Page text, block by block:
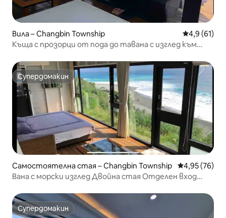
Вила – Changbin Township Средна
4,9 (61)
Къща с прозорци от пода до тавана с изглед към
Супердомакин
Супердомакин
Самостоятелна стая – Changbin Township Средна
4,95 (76)
Вана с морски изглед Двойна стая Отделен вход
Външна маса и столове Достъп до плажа Изгрев
звезди Паркинг Допускат се домашни любимци
Супердомакин
Супердомакин